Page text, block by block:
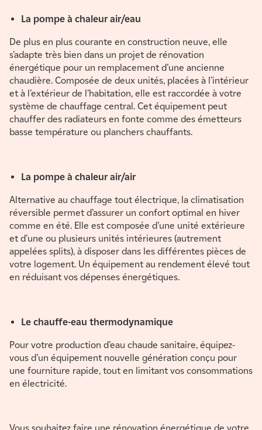
La pompe à chaleur air/eau
De plus en plus courante en construction neuve, elle
s’adapte très bien dans un projet de rénovation
énergétique pour un remplacement d’une ancienne
chaudière. Composée de deux unités, placées à l’intérieur
et à l’extérieur de l’habitation, elle est raccordée à votre
système de chauffage central. Cet équipement peut
chauffer des radiateurs en fonte comme des émetteurs
basse température ou planchers chauffants.
La pompe à chaleur air/air
Alternative au chauffage tout électrique, la climatisation
réversible permet d’assurer un confort optimal en hiver
comme en été. Elle est composée d’une unité extérieure
et d’une ou plusieurs unités intérieures (autrement
appelées splits), à disposer dans les différentes pièces de
votre logement. Un équipement au rendement élevé tout
en réduisant vos dépenses énergétiques.
Le chauffe-eau thermodynamique
Pour votre production d’eau chaude sanitaire, équipez-
vous d’un équipement nouvelle génération conçu pour
une fourniture rapide, tout en limitant vos consommations
en électricité.